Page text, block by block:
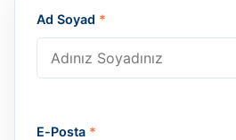
Ad Soyad *
E-Posta *